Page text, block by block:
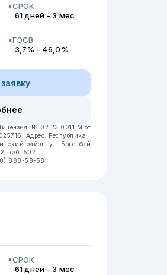
СРОК
61 дней - 3 мес.
ГЭСВ
3,7% - 46,0%
№ 02.23.0011.M от
Адрес: Республика
район, ул. Богенбай
каб. 502.
888-58-58.
СРОК
61 дней - 3 мес.